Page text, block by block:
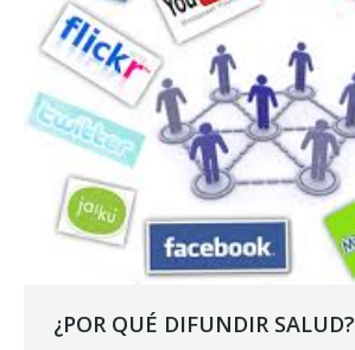
¿POR QUÉ DIFUNDIR SALUD?